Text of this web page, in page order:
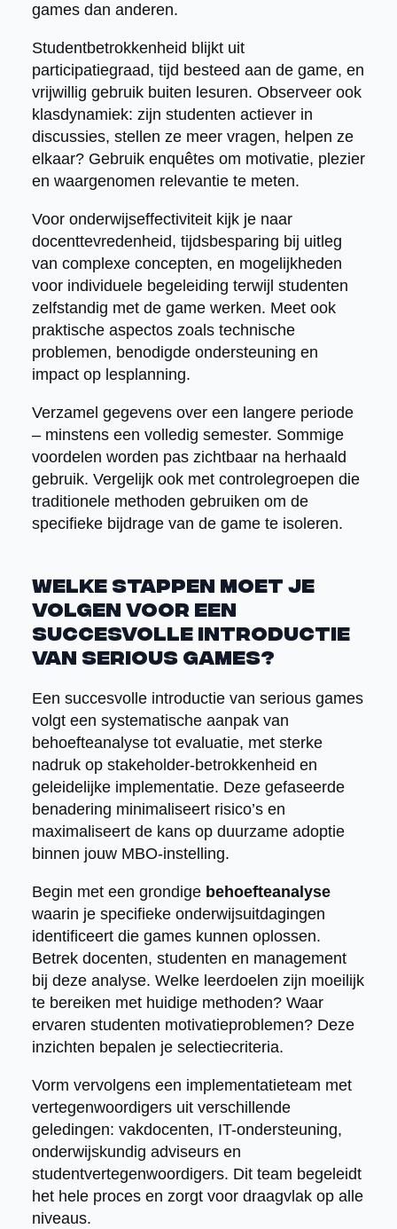
games dan anderen.
Studentbetrokkenheid blijkt uit
participatiegraad, tijd besteed aan de game, en
vrijwillig gebruik buiten lesuren. Observeer ook
klasdynamiek: zijn studenten actiever in
discussies, stellen ze meer vragen, helpen ze
elkaar? Gebruik enquêtes om motivatie, plezier
en waargenomen relevantie te meten.
Voor onderwijseffectiviteit kijk je naar
docenttevredenheid, tijdsbesparing bij uitleg
van complexe concepten, en mogelijkheden
voor individuele begeleiding terwijl studenten
zelfstandig met de game werken. Meet ook
praktische aspectos zoals technische
problemen, benodigde ondersteuning en
impact op lesplanning.
Verzamel gegevens over een langere periode
– minstens een volledig semester. Sommige
voordelen worden pas zichtbaar na herhaald
gebruik. Vergelijk ook met controlegroepen die
traditionele methoden gebruiken om de
specifieke bijdrage van de game te isoleren.
Welke stappen moet je
volgen voor een
succesvolle introductie
van serious games?
Een succesvolle introductie van serious games
volgt een systematische aanpak van
behoefteanalyse tot evaluatie, met sterke
nadruk op stakeholder-betrokkenheid en
geleidelijke implementatie. Deze gefaseerde
benadering minimaliseert risico’s en
maximaliseert de kans op duurzame adoptie
binnen jouw MBO-instelling.
Begin met een grondige behoefteanalyse
waarin je specifieke onderwijsuitdagingen
identificeert die games kunnen oplossen.
Betrek docenten, studenten en management
bij deze analyse. Welke leerdoelen zijn moeilijk
te bereiken met huidige methoden? Waar
ervaren studenten motivatieproblemen? Deze
inzichten bepalen je selectiecriteria.
Vorm vervolgens een implementatieteam met
vertegenwoordigers uit verschillende
geledingen: vakdocenten, IT-ondersteuning,
onderwijskundig adviseurs en
studentvertegenwoordigers. Dit team begeleidt
het hele proces en zorgt voor draagvlak op alle
niveaus.